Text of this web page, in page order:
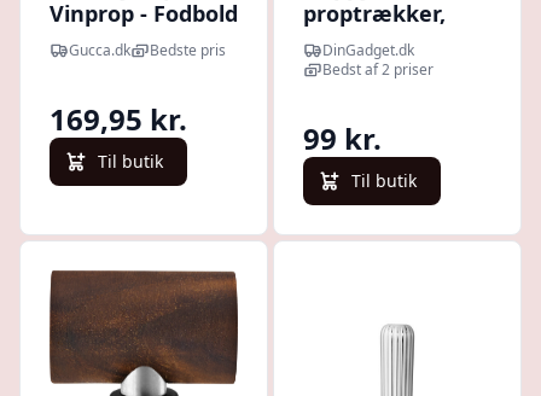
Vinprop - Fodbold
Gucca.dk Bedste pris
169,95 kr.
Til butik
proptrækker,
vinprop og
øloplukker
DinGadget.dk
Bedst af 2 priser
99 kr.
Til butik